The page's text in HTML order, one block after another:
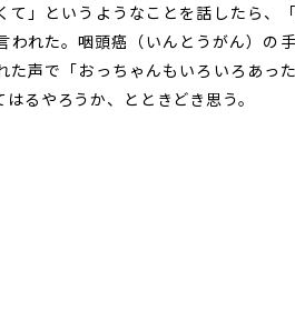
て」というようなことを話したら、
われた。咽頭癌（いんとうがん）の
た声で「おっちゃんもいろいろあっ
るやろうか、とときどき思う。